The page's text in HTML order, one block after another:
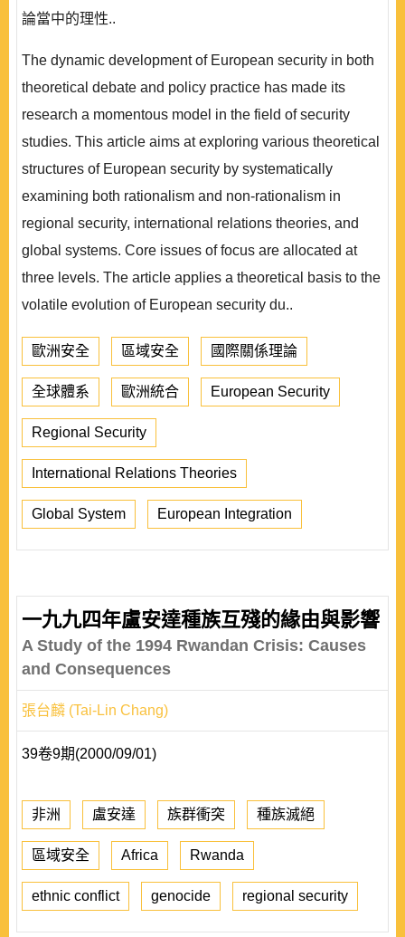
論當中的理性..
The dynamic development of European security in both
theoretical debate and policy practice has made its
research a momentous model in the field of security
studies. This article aims at exploring various theoretical
structures of European security by systematically
examining both rationalism and non-rationalism in
regional security, international relations theories, and
global systems. Core issues of focus are allocated at
three levels. The article applies a theoretical basis to the
volatile evolution of European security du..
歐洲安全 區域安全 國際關係理論
全球體系 歐洲統合 European Security
Regional Security
International Relations Theories
Global System European Integration
一九九四年盧安達種族互殘的緣由與影響
A Study of the 1994 Rwandan Crisis: Causes
and Consequences
張台麟 (Tai-Lin Chang)
39卷9期(2000/09/01)
非洲 盧安達 族群衝突 種族滅絕
區域安全 Africa Rwanda
ethnic conflict genocide regional security